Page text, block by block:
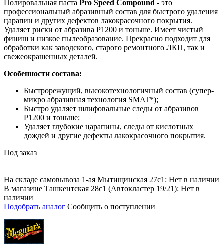
Полировальная паста Pro Speed Compound - это
профессиональный абразивный состав для быстрого удаления
царапин и других дефектов лакокрасочного покрытия.
Удаляет риски от абразива Р1200 и тоньше. Имеет чистый
финиш и низкое пылеобразование. Прекрасно подходит для
обработки как заводского, старого ремонтного ЛКП, так и
свежеокрашенных деталей.
Особенности состава:
Быстрорежущий, высокотехнологичный состав (супер-
микро абразивная технология SMAT*);
Быстро удаляет шлифовальные следы от абразивов
P1200 и тоньше;
Удаляет глубокие царапины, следы от кислотных
дождей и другие дефекты лакокрасочного покрытия.
Под заказ
На складе самовывоза 1-ая Мытищинская 27с1: Нет в наличии
В магазине Ташкентская 28с1 (Автокластер 19/21): Нет в
наличии
Подобрать аналог Сообщить о поступлении